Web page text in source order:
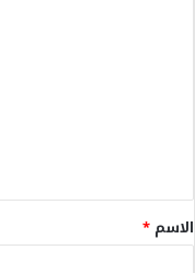
*
الاسم *